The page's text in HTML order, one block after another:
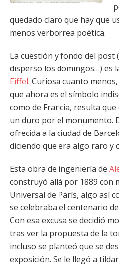
quedado claro que hay que
menos verborrea poética.
La cuestión y fondo del post
disperso los domingos…) es
Eiffel. Curiosa cuanto
que ahora es el símbolo
como de Francia, resulta
un duro por el monumento.
ofrecida a la ciudad de
diciendo que era algo raro y
Esta obra de ingeniería de
construyó allá por 1889 con
Universal de París, algo así
se celebraba el centenario
Con esa excusa se decidió
tras ver la propuesta de la
incluso se planteó que se
exposición. Se le llegó a